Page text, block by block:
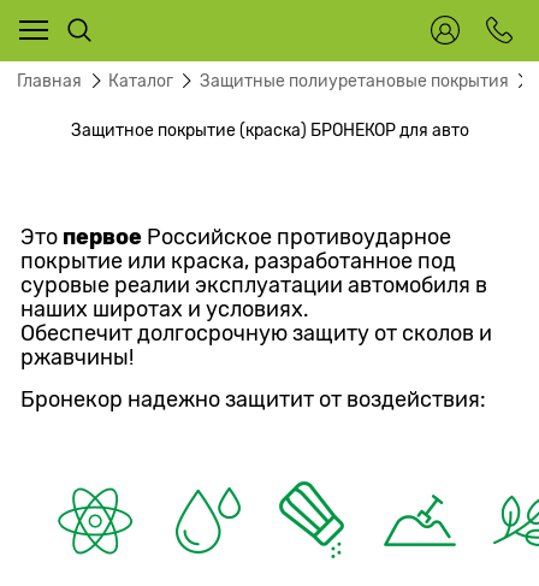
Главная Каталог Защитные полиуретановые покрытия
Защитное покрытие (краска) БРОНЕКОР для авто
Это первое Российское противоударное
покрытие или краска, разработанное под
суровые реалии эксплуатации автомобиля в
наших широтах и условиях.
Обеспечитдолгосрочную защиту от сколов и
ржавчины!
Бронекор надежно защитит от воздействия: